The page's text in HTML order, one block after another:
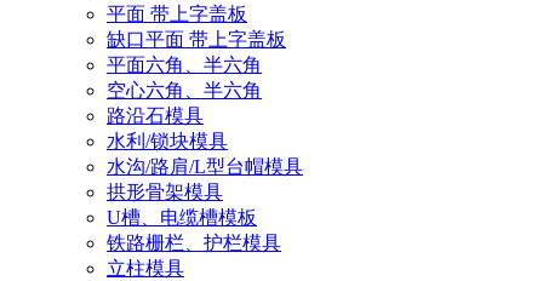
平面 带上字盖板
缺口平面 带上字盖板
平面六角、半六角
空心六角、半六角
路沿石模具
水利/锁块模具
水沟/路肩/L型台帽模具
拱形骨架模具
U槽、电缆槽模板
铁路栅栏、护栏模具
立柱模具